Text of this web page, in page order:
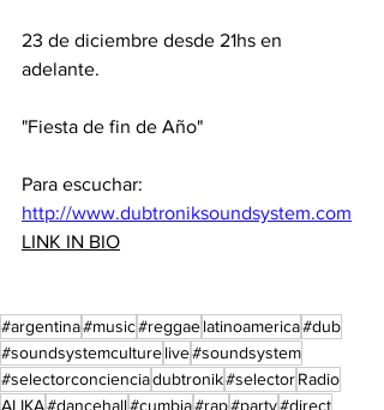
23 de diciembre desde 21hs en
adelante.
"Fiesta de fin de Año"
Para escuchar:
http://www.dubtroniksoundsystem.com
LINK IN BIO
#argentina#music#reggaelatinoamerica#dub
#soundsystemculturelive#soundsystem
#selectorconcienciadubtronik#selectorRadio
ALIKA#dancehall#cumbia#rap#party#direct